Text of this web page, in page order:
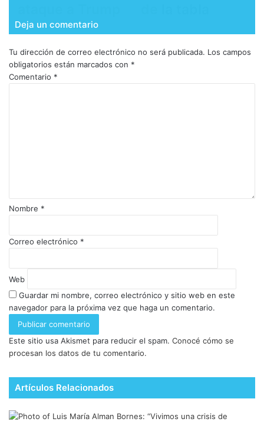
Deja un comentario
Tu dirección de correo electrónico no será publicada. Los campos
obligatorios están marcados con *
Comentario *
Nombre *
Correo electrónico *
Web
Guardar mi nombre, correo electrónico y sitio web en este
navegador para la próxima vez que haga un comentario.
Este sitio usa Akismet para reducir el spam. Conocé cómo se
procesan los datos de tu comentario.
Artículos Relacionados